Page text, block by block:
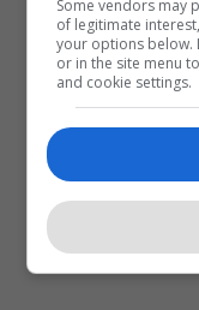
Some vendors may
of legitimate
your options below.
or in the site menu
and cookie settings.